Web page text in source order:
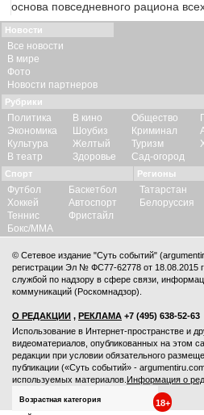
основа повседневного рациона
Новости
Все новости
В мире
Фото
Новости партнеров
Рубрики
Политика
Экономика
Культура
В театр
В кино
Шоубиз
Желтый
Здоровье
Общество
Криминал
Туризм
Сад-огород
Спорт
Футбол
Хоккей
Теннис
Бокс/ММА
Баскетбол
Автоспорт
Фристайл
Регионы
Татарстан
Белоруссия
© Сетевое издание "Суть событий"
регистрации Эл № ФС77-62778 от 18.08.2015
службой по надзору в сфере связи,
коммуникаций (Роскомнадзор).
О РЕДАКЦИИ , РЕКЛАМА +7 (495) 638-52-63
Использование в Интернет-пространстве и
видеоматериалов, опубликованных на этом
редакции при условии обязательного
публикации («Суть событий» -
используемых материалов. Информация о
Возрастная категория 18+